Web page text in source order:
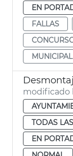
EN
FALLAS
modificado
TODAS
EN